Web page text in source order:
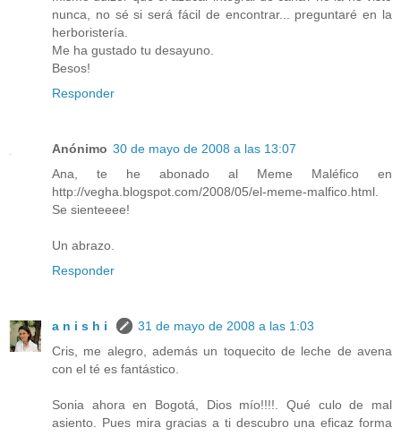
nunca, no sé si será fácil de encontrar... preguntaré en la
herboristería.
Me ha gustado tu desayuno.
Besos!
Responder
Anónimo 30 de mayo de 2008 a las 13:07
Ana, te he abonado al Meme Maléfico en
http://vegha.blogspot.com/2008/05/el-meme-malfico.html.
Se sienteeee!
Un abrazo.
Responder
a n i s h i
31 de mayo de 2008 a las 1:03
Cris, me alegro, además un toquecito de leche de avena
con el té es fantástico.
Sonia ahora en Bogotá, Dios mío!!!!. Qué culo de mal
asiento. Pues mira gracias a ti descubro una eficaz forma